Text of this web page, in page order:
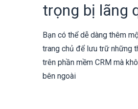
trọng bị lãng
Bạn có thể dễ dàng thêm
trang chủ để lưu trữ những
trên phần mềm CRM mà
bên ngoài